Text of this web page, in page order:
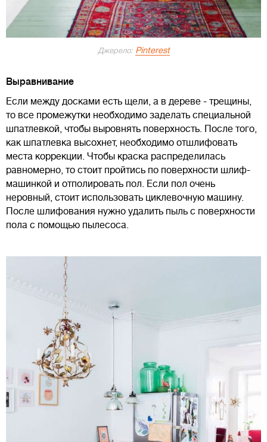
Джерело: Pinterest
Выравнивание
Если между досками есть щели, а в дереве - трещины,
то все промежутки необходимо заделать специальной
шпатлевкой, чтобы выровнять поверхность. После того,
как шпатлевка высохнет, необходимо отшлифовать
места коррекции. Чтобы краска распределилась
равномерно, то стоит пройтись по поверхности шлиф-
машинкой и отполировать пол. Если пол очень
неровный, стоит использовать циклевочную машину.
После шлифования нужно удалить пыль с поверхности
пола с помощью пылесоса.